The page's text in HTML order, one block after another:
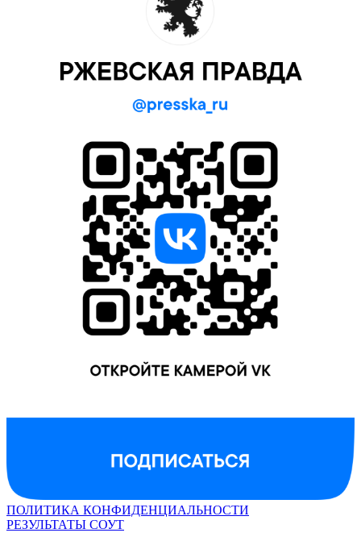
ПОЛИТИКА КОНФИДЕНЦИАЛЬНОСТИ
РЕЗУЛЬТАТЫ СОУТ